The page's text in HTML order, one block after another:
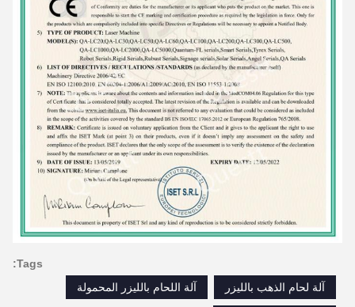
Tags:
آلة لحام الذهب بالليزر
آلة اللحام بالليزر المحمولة